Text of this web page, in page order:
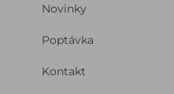
Novinky
Poptávka
Kontakt